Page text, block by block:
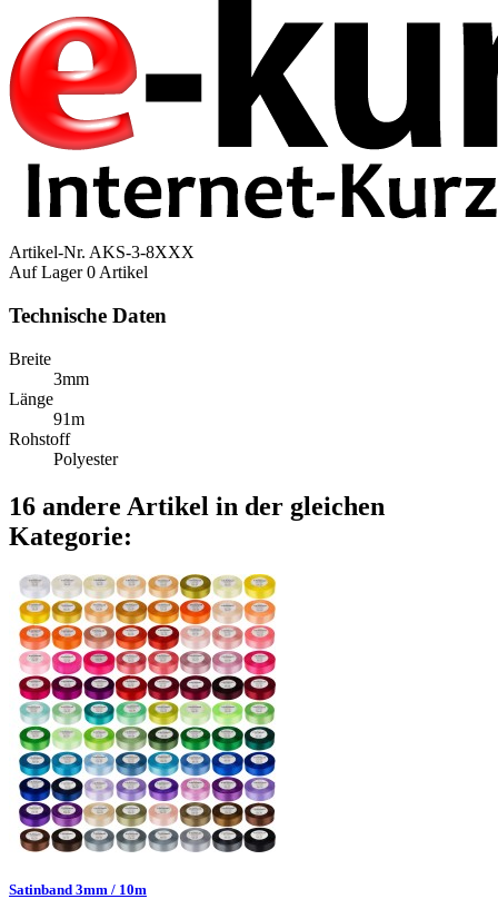
Artikel-Nr. AKS-3-8XXX
Auf Lager 0 Artikel
Technische Daten
Breite
3mm
Länge
91m
Rohstoff
Polyester
16 andere Artikel in der gleichen
Kategorie:
Satinband 3mm / 10m